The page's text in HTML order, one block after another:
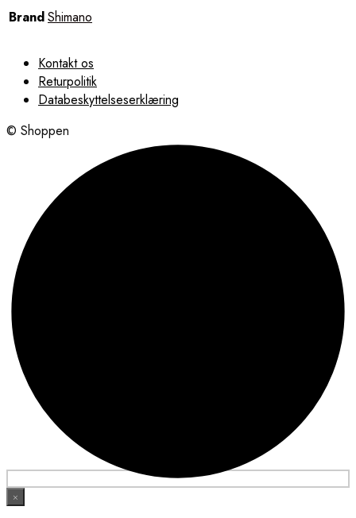
BrandShimano
Kontakt os
Returpolitik
Databeskyttelseserklæring
© Shoppen
×